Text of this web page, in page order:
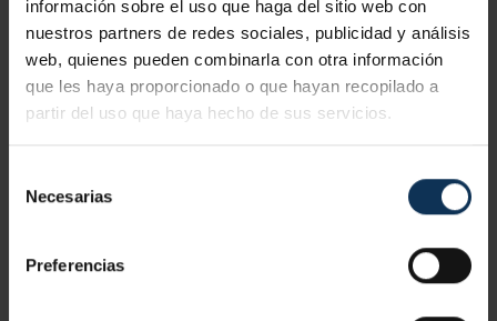
información sobre el uso que haga del sitio web con
nuestros partners de redes sociales, publicidad y análisis
web, quienes pueden combinarla con otra información
que les haya proporcionado o que hayan recopilado a
partir del uso que haya hecho de sus servicios.
Necesarias
Preferencias
FAJAS REFORZADAS PARA TRABAJOS PESADOS
Diseñadas paratareas exigentes . Combinan materiales
rígidos con sistemas de ajuste doble (velcro + correas)
para máxima sujeción. Son especialmente útiles en
construcción, mudanzas y almacenes.
FAJAS PARA HOMBRE Y MUJER
femenina o masculina. Elegir una faja lumbar para mujer o
mejora el ajuste, eficacia y comodidad. Un